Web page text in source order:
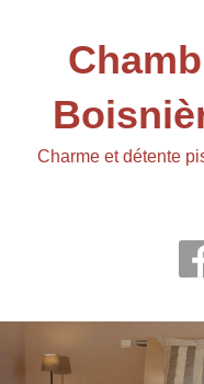
Charme et détente